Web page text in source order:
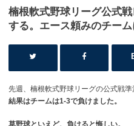
楠根軟式野球リーグ公式
する。エース頼みのチーム
先週、楠根軟式野球リーグの公式戦準
結果はチームは1-3で負けました。
草野球といえど、負けると悔しい。